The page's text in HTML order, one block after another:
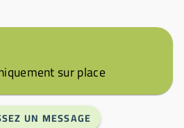
sur place
UN MESSAGE